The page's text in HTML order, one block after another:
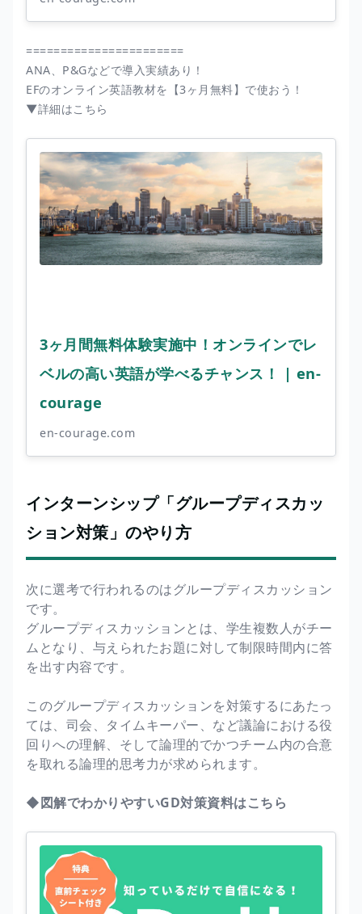
=======================
ANA、P&Gなどで導入実績あり！
EFのオンライン英語教材を【3ヶ月無料】で使おう！
▼詳細はこちら
3ヶ月間無料体験実施中！オンラインでレ
ベルの高い英語が学べるチャンス！ | en-
courage
en-courage.com
インターンシップ「グループディスカッ
ション対策」のやり方
次に選考で行われるのはグループディスカッション
です。
グループディスカッションとは、学生複数人がチー
ムとなり、与えられたお題に対して制限時間内に答
を出す内容です。
このグループディスカッションを対策するにあたっ
ては、司会、タイムキーパー、など議論における役
回りへの理解、そして論理的でかつチーム内の合意
を取れる論理的思考力が求められます。
◆図解でわかりやすいGD対策資料はこちら